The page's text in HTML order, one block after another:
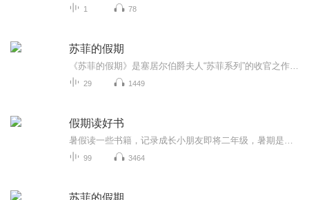
1 78
苏菲的假期
29 1449
假期读好书
99 3464
苏菲的假期